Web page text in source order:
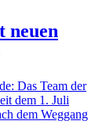
neuen
Das Team der
dem 1. Juli
dem Weggang